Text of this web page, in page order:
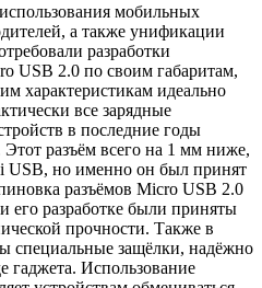
мобильных
а также унификации
разработки
USB 2.0 по своим габаритам,
характеристикам идеально
все зарядные
в последние годы
разъём всего на 1 мм ниже,
USB, но именно он был принят
разъёмов Мicro USB 2.0
его разработке были приняты
прочности. Также в
специальные защёлки, надёжно
гаджета. Использование